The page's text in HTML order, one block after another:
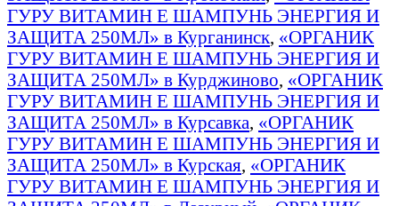
ГУРУ ВИТАМИН E ШАМПУНЬ ЭНЕРГИЯ И
ЗАЩИТА 250МЛ» в Курганинск, «ОРГАНИК
ГУРУ ВИТАМИН E ШАМПУНЬ ЭНЕРГИЯ И
ЗАЩИТА 250МЛ» в Курджиново, «ОРГАНИК
ГУРУ ВИТАМИН E ШАМПУНЬ ЭНЕРГИЯ И
ЗАЩИТА 250МЛ» в Курсавка, «ОРГАНИК
ГУРУ ВИТАМИН E ШАМПУНЬ ЭНЕРГИЯ И
ЗАЩИТА 250МЛ» в Курская, «ОРГАНИК
ГУРУ ВИТАМИН E ШАМПУНЬ ЭНЕРГИЯ И